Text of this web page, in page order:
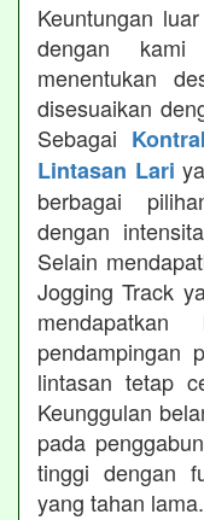
Keuntungan
dengan kami
menentukan
disesuaikan
Sebagai
Lintasan Lari
berbagai
dengan
Selain
Jogging Track
pendampingan
lintasan tetap
Keunggulan
pada
tinggi dengan
yang tahan lama.